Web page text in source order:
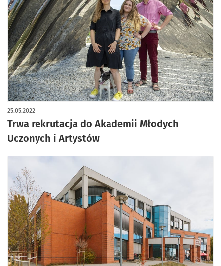
Trwa rekrutacja do Akademii Młodych
Uczonych i Artystów
25.05.2022